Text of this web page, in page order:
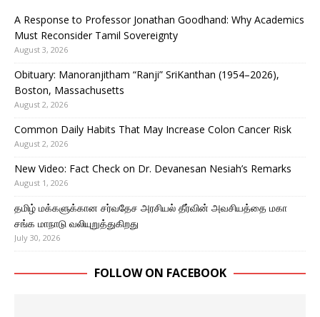
A Response to Professor Jonathan Goodhand: Why Academics
Must Reconsider Tamil Sovereignty
August 3, 2026
Obituary: Manoranjitham “Ranji” SriKanthan (1954–2026),
Boston, Massachusetts
August 2, 2026
Common Daily Habits That May Increase Colon Cancer Risk
August 2, 2026
New Video: Fact Check on Dr. Devanesan Nesiah’s Remarks
August 1, 2026
தமிழ் மக்களுக்கான சர்வதேச அரசியல் தீர்வின் அவசியத்தை மகா
சங்க மாநாடு வலியுறுத்துகிறது
July 30, 2026
FOLLOW ON FACEBOOK